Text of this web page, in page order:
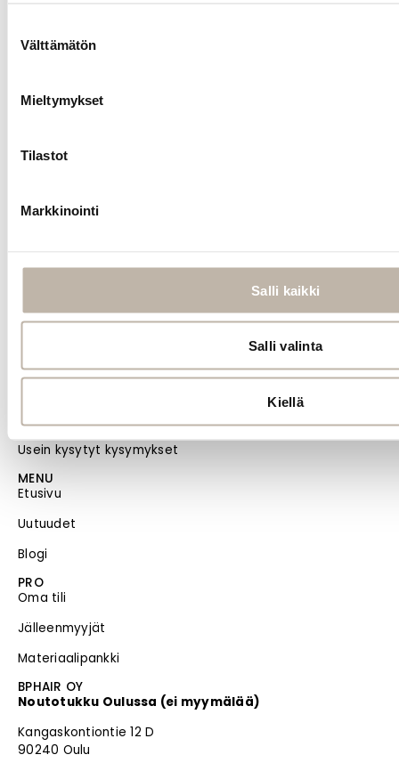
valinta
Välttämätön
Mieltymykset
Tilastot
Markkinointi
Salli kaikki
Salli valinta
Kiellä
INFO
Toimitus- ja maksutavat
Tilauksen peruutus
Usein kysytyt kysymykset
MENU
Etusivu
Uutuudet
Blogi
PRO
Oma tili
Jälleenmyyjät
Materiaalipankki
BPHAIR OY
Noutotukku Oulussa (ei myymälää)
Kangaskontiontie 12 D
90240 Oulu